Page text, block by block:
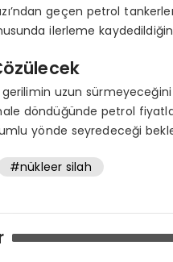
geçen petrol
ilerleme
gerilimin uzun
döndüğünde petrol
yönde seyredeceği
#nükleer silah